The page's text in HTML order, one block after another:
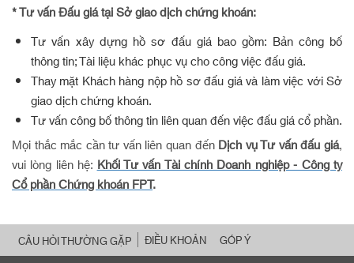
* Tư vấnĐấu giá tại Sở giao dịch chứng khoán:
Tư vấn xây dựng hồ sơ đấu giá bao gồm: Bản công bố
thông tin; Tài liệu khác phục vụ cho công việc đấu giá.
Thay mặt Khách hàng nộp hồ sơ đấu giá và làm việc với Sở
giao dịch chứng khoán.
Tư vấn công bố thông tin liên quan đến việc đấu giá cổ phần.
Mọi thắc mắc cần tư vấn liên quan đếnDịch vụ Tư vấn đấu giá,
vui lòng liên hệ:Khối Tư vấn Tài chính Doanh nghiệp - Công ty
Cổ phần Chứng khoán FPT.
CÂU HỎI THƯỜNG GẶP ĐIỀU KHOẢN GÓP Ý